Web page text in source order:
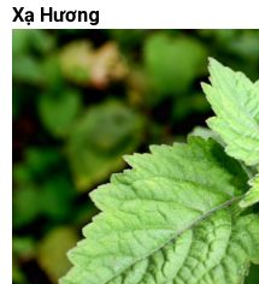
Xạ Hương